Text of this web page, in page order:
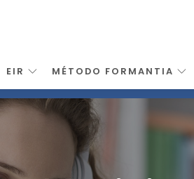
EIR MÉTODO FORMANTIA